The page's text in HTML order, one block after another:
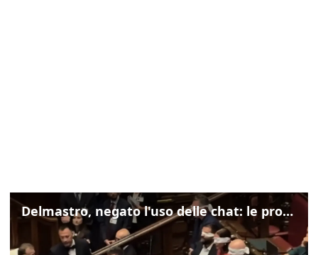
Delmastro, negato l'uso delle chat: le proteste di Avs e M5s